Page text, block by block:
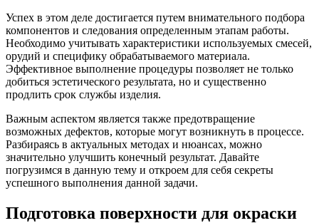
Успех в этом деле достигается путем внимательного подбора
компонентов и следования определенным этапам работы.
Необходимо учитывать характеристики используемых смесей,
орудий и специфику обрабатываемого материала.
Эффективное выполнение процедуры позволяет не только
добиться эстетического результата, но и существенно
продлить срок службы изделия.
Важным аспектом является также предотвращение
возможных дефектов, которые могут возникнуть в процессе.
Разбираясь в актуальных методах и нюансах, можно
значительно улучшить конечный результат. Давайте
погрузимся в данную тему и откроем для себя секреты
успешного выполнения данной задачи.
Подготовка поверхности для окраски